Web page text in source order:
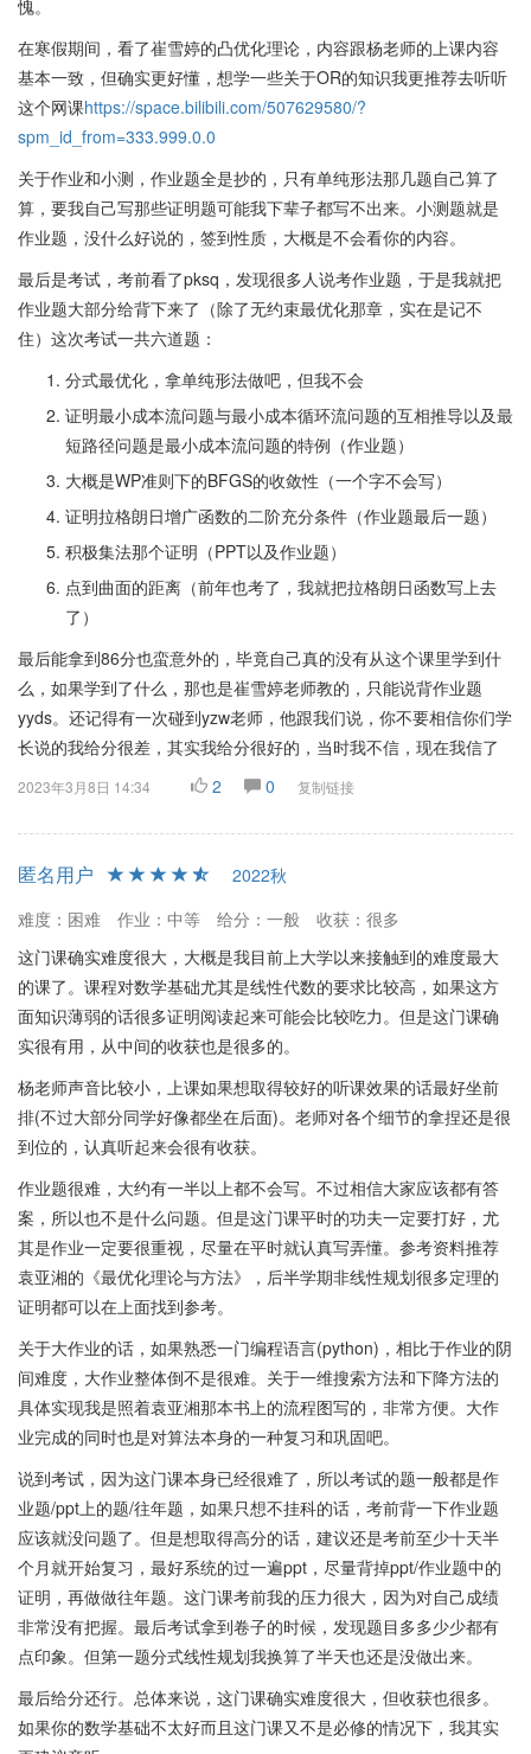
愧。
在寒假期间，看了崔雪婷的凸优化理论，内容跟杨老师的上课内容
基本一致，但确实更好懂，想学一些关于OR的知识我更推荐去听听
这个网课https://space.bilibili.com/507629580/?
spm_id_from=333.999.0.0
关于作业和小测，作业题全是抄的，只有单纯形法那几题自己算了
算，要我自己写那些证明题可能我下辈子都写不出来。小测题就是
作业题，没什么好说的，签到性质，大概是不会看你的内容。
最后是考试，考前看了pksq，发现很多人说考作业题，于是我就把
作业题大部分给背下来了（除了无约束最优化那章，实在是记不
住）这次考试一共六道题：
分式最优化，拿单纯形法做吧，但我不会
证明最小成本流问题与最小成本循环流问题的互相推导以及最
短路径问题是最小成本流问题的特例（作业题）
大概是WP准则下的BFGS的收敛性（一个字不会写）
证明拉格朗日增广函数的二阶充分条件（作业题最后一题）
积极集法那个证明（PPT以及作业题）
点到曲面的距离（前年也考了，我就把拉格朗日函数写上去
了）
最后能拿到86分也蛮意外的，毕竟自己真的没有从这个课里学到什
么，如果学到了什么，那也是崔雪婷老师教的，只能说背作业题
yyds。还记得有一次碰到yzw老师，他跟我们说，你不要相信你们学
长说的我给分很差，其实我给分很好的，当时我不信，现在我信了
2023年3月8日 14:34 2 0 复制链接
匿名用户
2022秋
难度：困难
作业：中等 给分：一般
收获：很多
这门课确实难度很大，大概是我目前上大学以来接触到的难度最大
的课了。课程对数学基础尤其是线性代数的要求比较高，如果这方
面知识薄弱的话很多证明阅读起来可能会比较吃力。但是这门课确
实很有用，从中间的收获也是很多的。
杨老师声音比较小，上课如果想取得较好的听课效果的话最好坐前
排(不过大部分同学好像都坐在后面)。老师对各个细节的拿捏还是很
到位的，认真听起来会很有收获。
作业题很难，大约有一半以上都不会写。不过相信大家应该都有答
案，所以也不是什么问题。但是这门课平时的功夫一定要打好，尤
其是作业一定要很重视，尽量在平时就认真写弄懂。参考资料推荐
袁亚湘的《最优化理论与方法》，后半学期非线性规划很多定理的
证明都可以在上面找到参考。
关于大作业的话，如果熟悉一门编程语言(python)，相比于作业的阴
间难度，大作业整体倒不是很难。关于一维搜索方法和下降方法的
具体实现我是照着袁亚湘那本书上的流程图写的，非常方便。大作
业完成的同时也是对算法本身的一种复习和巩固吧。
说到考试，因为这门课本身已经很难了，所以考试的题一般都是作
业题/ppt上的题/往年题，如果只想不挂科的话，考前背一下作业题
应该就没问题了。但是想取得高分的话，建议还是考前至少十天半
个月就开始复习，最好系统的过一遍ppt，尽量背掉ppt/作业题中的
证明，再做做往年题。这门课考前我的压力很大，因为对自己成绩
非常没有把握。最后考试拿到卷子的时候，发现题目多多少少都有
点印象。但第一题分式线性规划我换算了半天也还是没做出来。
最后给分还行。总体来说，这门课确实难度很大，但收获也很多。
如果你的数学基础不太好而且这门课又不是必修的情况下，我其实